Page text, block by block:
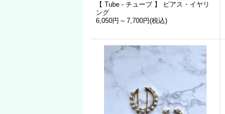
【 Tube - チューブ 】 ピアス・イヤリ
ング
6,050円 ～ 7,700円(税込)